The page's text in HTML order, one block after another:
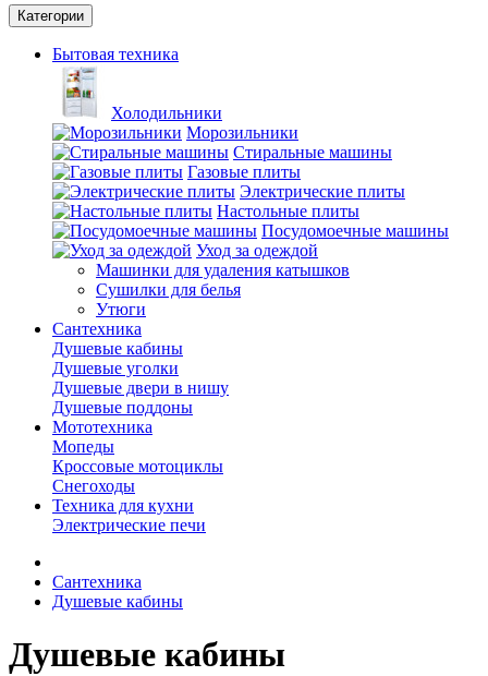
Категории
Бытовая техника
Холодильники
Морозильники
Стиральные машины
Газовые плиты
Электрические плиты
Настольные плиты
Посудомоечные машины
Уход за одеждой
Машинки для удаления катышков
Сушилки для белья
Утюги
Сантехника
Душевые кабины
Душевые уголки
Душевые двери в нишу
Душевые поддоны
Мототехника
Мопеды
Кроссовые мотоциклы
Снегоходы
Техника для кухни
Электрические печи
Сантехника
Душевые кабины
Душевые кабины